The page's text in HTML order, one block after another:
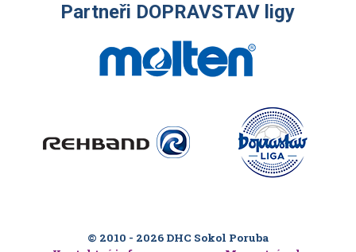
Partneři DOPRAVSTAV ligy
© 2010 - 2026 DHC Sokol Poruba